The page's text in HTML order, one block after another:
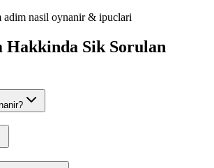
nasil oynanir & ipuclari
Hakkinda Sik Sorulan